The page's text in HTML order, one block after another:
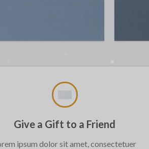
Give a Gift to a Friend
ipsum dolor sit amet, consectetuer